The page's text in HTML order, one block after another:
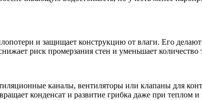
и защищает конструкцию от влаги. Его
риск промерзания стен и уменьшает количество
каналы, вентиляторы или клапаны для
конденсат и развитие грибка даже при теплом